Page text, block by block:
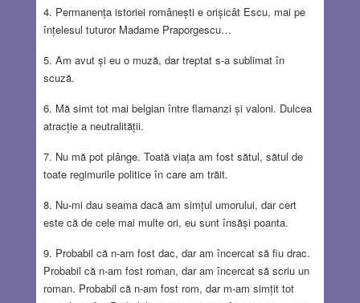
4. Permanența istoriei românești e orișicât Escu, mai pe
înțelesul tuturor Madame Praporgescu…
5. Am avut și eu o muză, dar treptat s-a sublimat în
scuză.
6. Mă simt tot mai belgian între flamanzi și valoni. Dulcea
atracție a neutralității.
7. Nu mă pot plânge. Toată viața am fost sătul, sătul de
toate regimurile politice în care am trăit.
8. Nu-mi dau seama dacă am simțul umorului, dar cert
este că de cele mai multe ori, eu sunt însăși poanta.
9. Probabil că n-am fost dac, dar am încercat să fiu drac.
Probabil că n-am fost roman, dar am încercat să scriu un
roman. Probabil că n-am fost rom, dar m-am simțit tot